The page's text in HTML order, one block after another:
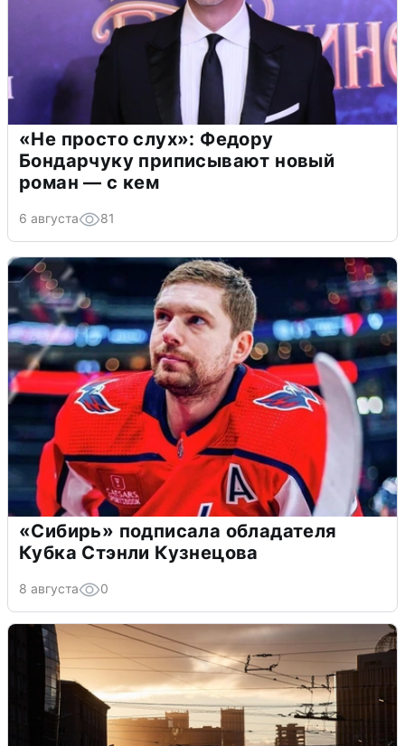
«Не просто слух»: Федору
Бондарчуку приписывают новый
роман — с кем
6 августа 81
«Сибирь» подписала обладателя
Кубка Стэнли Кузнецова
8 августа 0